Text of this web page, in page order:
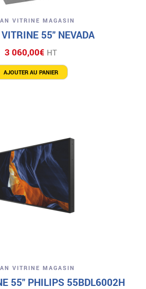
VITRINE MAGASIN
55″ NEVADA
3 060,00€ HT
AJOUTER AU PANIER
VITRINE MAGASIN
55″ PHILIPS 55BDL6002H